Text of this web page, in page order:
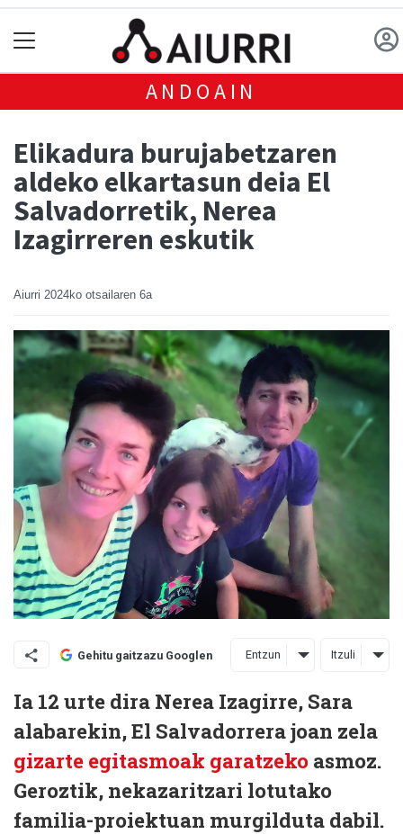
ANDOAIN
Elikadura burujabetzaren
aldeko elkartasun deia El
Salvadorretik, Nerea
Izagirreren eskutik
Aiurri 2024ko otsailaren 6a
Gehitu gaitzazu Googlen Entzun Itzuli
Ia 12 urte dira Nerea Izagirre, Sara
alabarekin, El Salvadorrera joan zela
gizarte egitasmoak garatzeko asmoz.
Geroztik, nekazaritzari lotutako
familia-proiektuan murgilduta dabil.